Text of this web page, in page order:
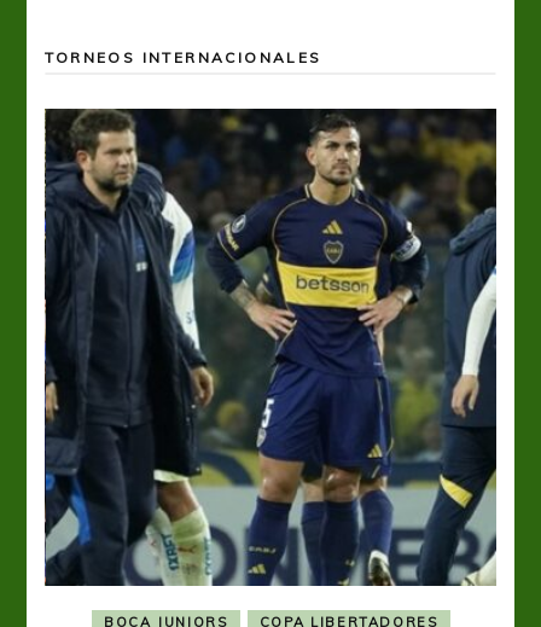
TORNEOS INTERNACIONALES
BOCA JUNIORS COPA LIBERTADORES